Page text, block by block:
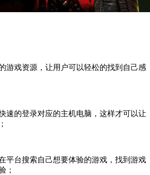
戏资源，让用户可以轻松的找到自己感
的登录对应的主机电脑，这样才可以让
台搜索自己想要体验的游戏，找到游戏
；